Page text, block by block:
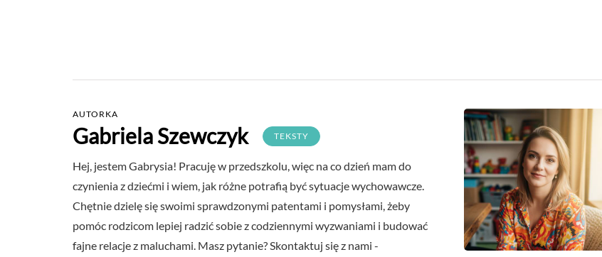
AUTORKA
Gabriela Szewczyk TEKSTY
Hej, jestem Gabrysia! Pracuję w przedszkolu, więc na co dzień mam do
czynienia z dziećmi i wiem, jak różne potrafią być sytuacje wychowawcze.
Chętnie dzielę się swoimi sprawdzonymi patentami i pomysłami, żeby
pomóc rodzicom lepiej radzić sobie z codziennymi wyzwaniami i budować
fajne relacje z maluchami. Masz pytanie? Skontaktuj się z nami -